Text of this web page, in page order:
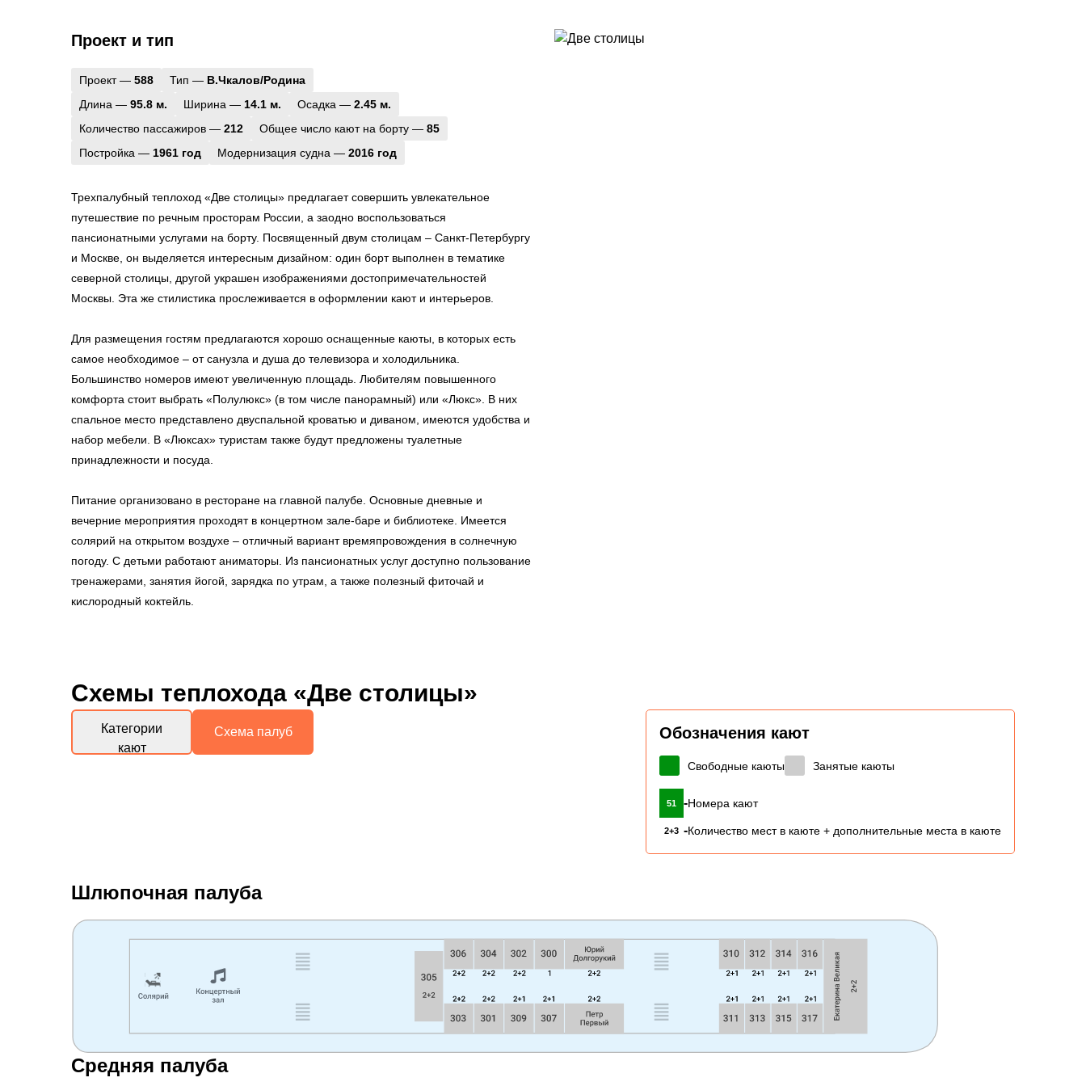
Проект и тип
Проект — 588 Тип — В.Чкалов/Родина
Длина — 95.8 м. Ширина — 14.1 м. Осадка — 2.45 м.
Количество пассажиров — 212 Общее число кают на борту — 85
Постройка — 1961 год Модернизация судна — 2016 год
Трехпалубный теплоход «Две столицы» предлагает совершить увлекательное
путешествие по речным просторам России, а заодно воспользоваться
пансионатными услугами на борту. Посвященный двум столицам – Санкт-Петербургу
и Москве, он выделяется интересным дизайном: один борт выполнен в тематике
северной столицы, другой украшен изображениями достопримечательностей
Москвы. Эта же стилистика прослеживается в оформлении кают и интерьеров.
Для размещения гостям предлагаются хорошо оснащенные каюты, в которых есть
самое необходимое – от санузла и душа до телевизора и холодильника.
Большинство номеров имеют увеличенную площадь. Любителям повышенного
комфорта стоит выбрать «Полулюкс» (в том числе панорамный) или «Люкс». В них
спальное место представлено двуспальной кроватью и диваном, имеются удобства и
набор мебели. В «Люксах» туристам также будут предложены туалетные
принадлежности и посуда.
Питание организовано в ресторане на главной палубе. Основные дневные и
вечерние мероприятия проходят в концертном зале-баре и библиотеке. Имеется
солярий на открытом воздухе – отличный вариант времяпровождения в солнечную
погоду. С детьми работают аниматоры. Из пансионатных услуг доступно пользование
тренажерами, занятия йогой, зарядка по утрам, а также полезный фиточай и
кислородный коктейль.
Схемы теплохода «Две столицы»
Обозначения кают
Свободные каюты Занятые каюты
51 -Номера кают
2+3 -Количество мест в каюте + дополнительные места в каюте
Категории
кают
Схема палуб
Шлюпочная палуба
Средняя палуба